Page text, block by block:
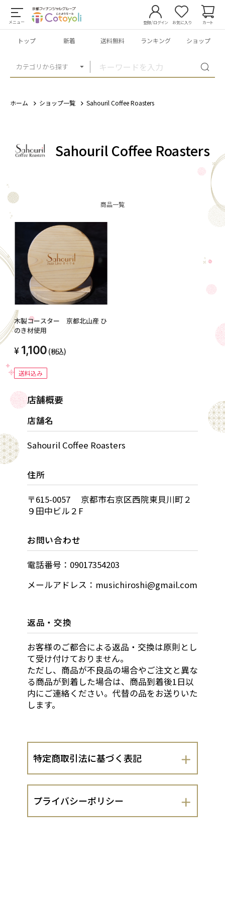
メニュー
カテゴリから探す
登録/ログイン お気に入り カート
トップ 新着 送料無料 ランキング ショップ
ホーム ショップ一覧 Sahouril Coffee Roasters
Sahouril Coffee Roasters
商品一覧
木製コースター 京都北山産 ひ
のき材使用
1,100 (税込)
送料込み
店舗概要
店舗名
Sahouril Coffee Roasters
住所
〒615-0057 京都市右京区西院東貝川町２
９田中ビル２F
お問い合わせ
電話番号：09017354203
メールアドレス：musichiroshi@gmail.com
返品・交換
お客様のご都合による返品・交換は原則とし
て受け付けておりません。
ただし、商品が不良品の場合やご注文と異な
る商品が到着した場合は、商品到着後1日以
内にご連絡ください。代替の品をお送りいた
します。
特定商取引法に基づく表記
会社名
プライバシーポリシー